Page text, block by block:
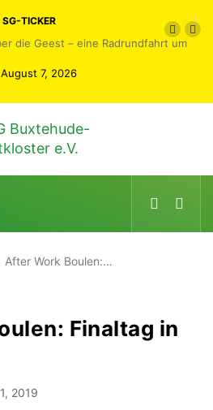
SG-TICKER
die Geest – eine Radrundfahrt um
August 7, 2026
After Work Boulen:…
Finaltag in
2019